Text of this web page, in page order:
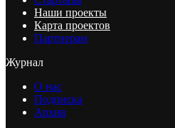
Наши проекты
Карта проектов
Партнерам
Журнал
О нас
Подписка
Архив